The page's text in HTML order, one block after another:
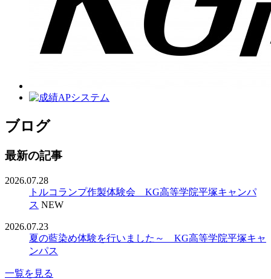
ブログ
最新の記事
2026.07.28
トルコランプ作製体験会 KG高等学院平塚キャンパ
ス NEW
2026.07.23
夏の藍染め体験を行いました～ KG高等学院平塚キャ
ンパス
一覧を見る